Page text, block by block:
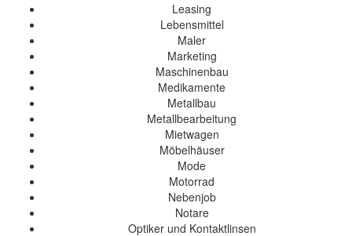
Leasing
Lebensmittel
Maler
Marketing
Maschinenbau
Medikamente
Metallbau
Metallbearbeitung
Mietwagen
Möbelhäuser
Mode
Motorrad
Nebenjob
Notare
Optiker und Kontaktlinsen